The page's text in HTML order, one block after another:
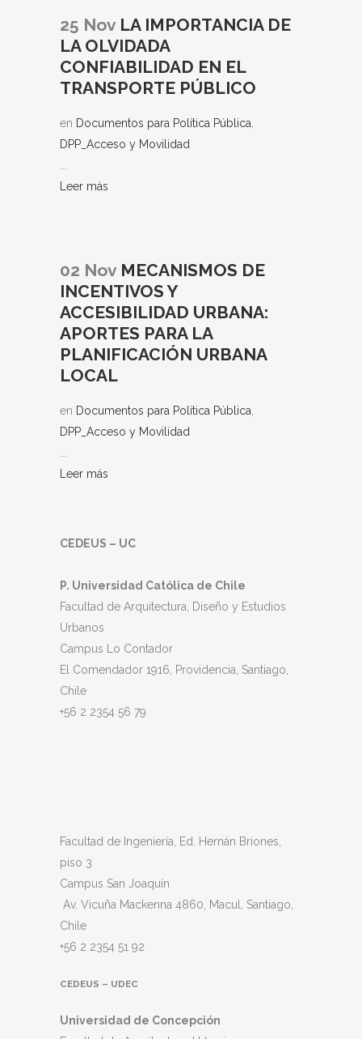
25 Nov LA IMPORTANCIA DE
LA OLVIDADA
CONFIABILIDAD EN EL
TRANSPORTE PÚBLICO
en Documentos para Política Pública,
DPP_Acceso y Movilidad
...
Leer más
02 Nov MECANISMOS DE
INCENTIVOS Y
ACCESIBILIDAD URBANA:
APORTES PARA LA
PLANIFICACIÓN URBANA
LOCAL
en Documentos para Política Pública,
DPP_Acceso y Movilidad
...
Leer más
CEDEUS – UC
P. Universidad Católica de Chile
Facultad de Arquitectura, Diseño y Estudios
Urbanos
Campus Lo Contador
El Comendador 1916, Providencia, Santiago,
Chile
+56 2 2354 56 79
Facultad de Ingeniería, Ed. Hernán Briones,
piso 3
Campus San Joaquín
Av. Vicuña Mackenna 4860, Macul, Santiago,
Chile
+56 2 2354 51 92
CEDEUS – UDEC
Universidad de Concepción